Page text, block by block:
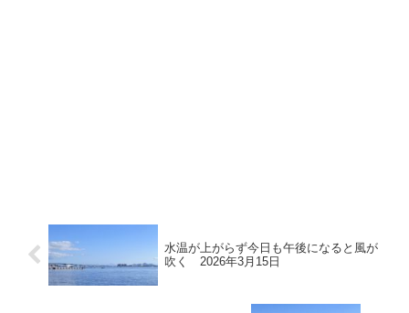
水温が上がらず今日も午後になると風が
吹く 2026年3月15日